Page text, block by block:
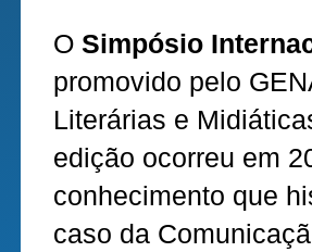
O Simpósio
promovido pelo
Literárias e
edição ocorreu em
conhecimento que
caso da